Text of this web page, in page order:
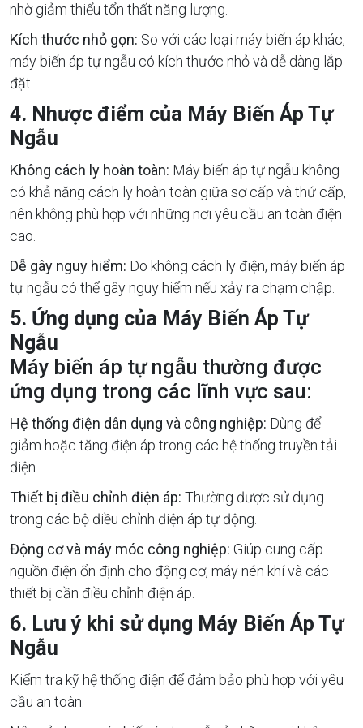
nhờ giảm thiểu tổn thất năng lượng.
Kích thước nhỏ gọn: So với các loại máy biến áp khác,
máy biến áp tự ngẫu có kích thước nhỏ và dễ dàng lắp
đặt.
4. Nhược điểm của Máy Biến Áp Tự
Ngẫu
Không cách ly hoàn toàn: Máy biến áp tự ngẫu không
có khả năng cách ly hoàn toàn giữa sơ cấp và thứ cấp,
nên không phù hợp với những nơi yêu cầu an toàn điện
cao.
Dễ gây nguy hiểm: Do không cách ly điện, máy biến áp
tự ngẫu có thể gây nguy hiểm nếu xảy ra chạm chập.
5. Ứng dụng của Máy Biến Áp Tự
Ngẫu
Máy biến áp tự ngẫu thường được
ứng dụng trong các lĩnh vực sau:
Hệ thống điện dân dụng và công nghiệp: Dùng để
giảm hoặc tăng điện áp trong các hệ thống truyền tải
điện.
Thiết bị điều chỉnh điện áp: Thường được sử dụng
trong các bộ điều chỉnh điện áp tự động.
Động cơ và máy móc công nghiệp: Giúp cung cấp
nguồn điện ổn định cho động cơ, máy nén khí và các
thiết bị cần điều chỉnh điện áp.
6. Lưu ý khi sử dụng Máy Biến Áp Tự
Ngẫu
Kiểm tra kỹ hệ thống điện để đảm bảo phù hợp với yêu
cầu an toàn.